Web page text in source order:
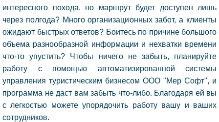
интересного похода, но маршрут будет доступен лишь
через полгода? Много организационных забот, а клиенты
ожидают быстрых ответов? Боитесь по причине большого
объема разнообразной информации и нехватки времени
что-то упустить? Чтобы ничего не забыть, планируйте
работу с помощью автоматизированной системы
управления туристическим бизнесом ООО "Мер Софт", и
программа не даст вам забыть что-либо. Благодаря ей вы
с легкостью можете упорядочить работу вашу и ваших
сотрудников.